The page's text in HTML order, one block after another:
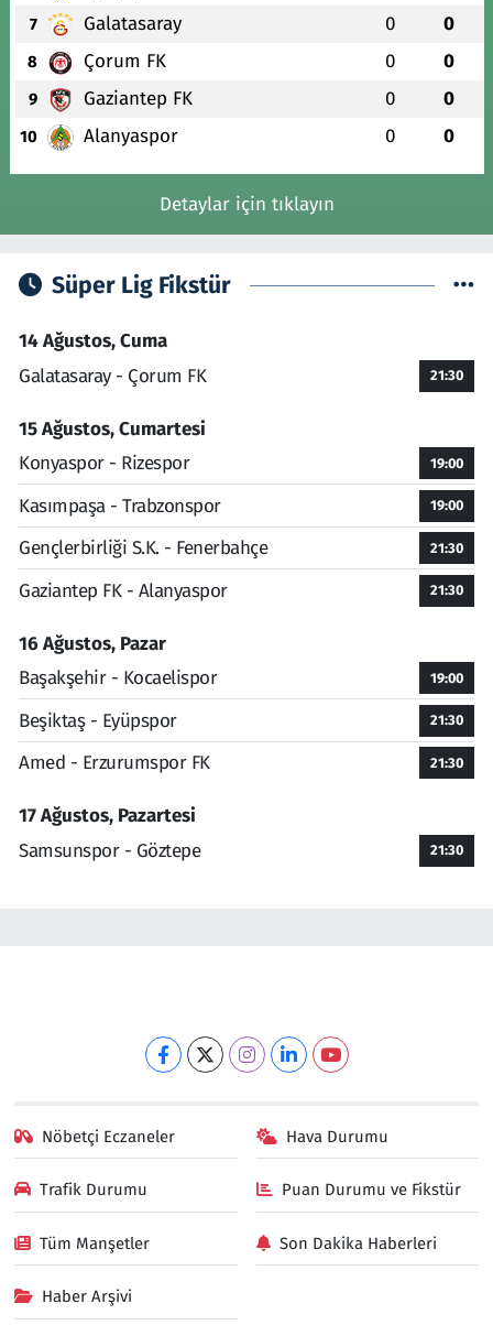
7 Galatasaray 0 0
8 Çorum FK 0 0
9 Gaziantep FK 0 0
10 Alanyaspor 0 0
Detaylar için tıklayın
Süper Lig Fikstür
14 Ağustos, Cuma
Galatasaray - Çorum FK
21:30
15 Ağustos, Cumartesi
Konyaspor - Rizespor
19:00
Kasımpaşa - Trabzonspor 19:00
Gençlerbirliği S.K. - Fenerbahçe 21:30
Gaziantep FK - Alanyaspor 21:30
16 Ağustos, Pazar
Başakşehir - Kocaelispor
19:00
Beşiktaş - Eyüpspor 21:30
Amed - Erzurumspor FK 21:30
17 Ağustos, Pazartesi
Samsunspor - Göztepe
21:30
Nöbetçi Eczaneler Hava Durumu
Trafik Durumu Puan Durumu ve Fikstür
Tüm Manşetler Son Dakika Haberleri
Haber Arşivi